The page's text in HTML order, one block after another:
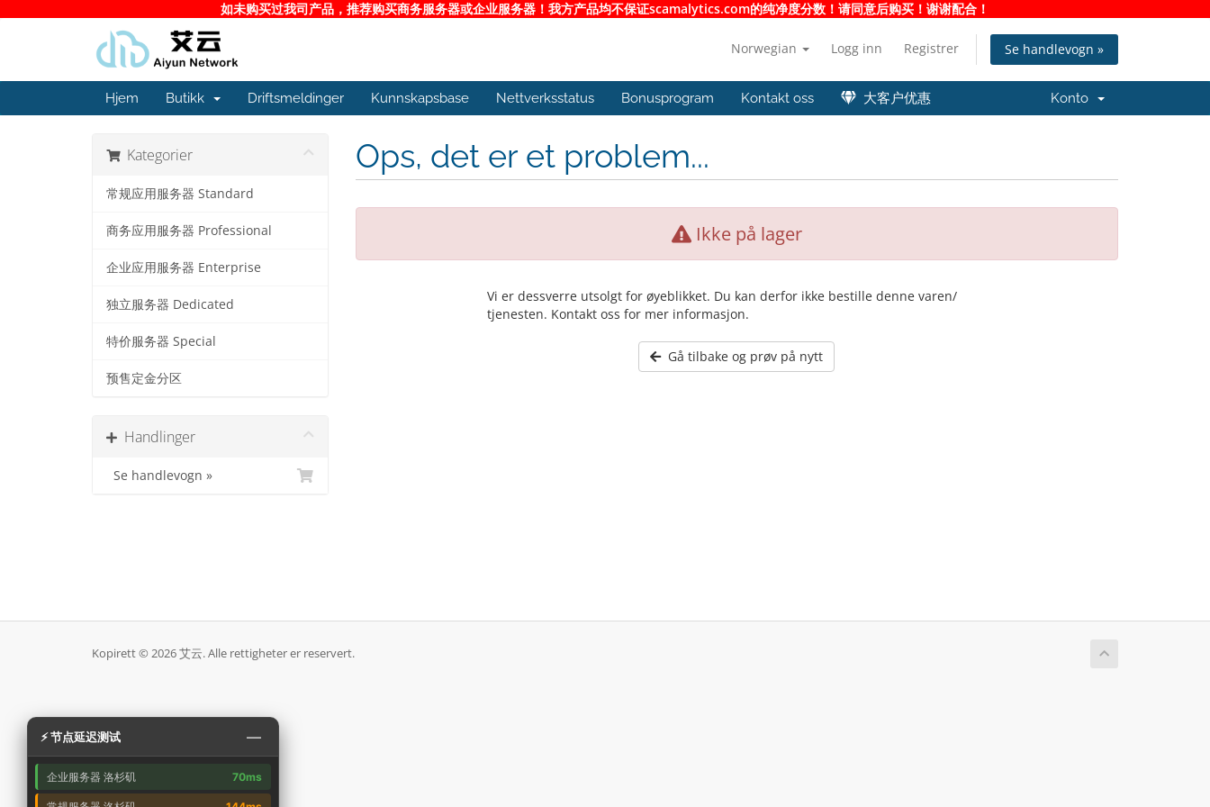
如未购买过我司产品，推荐购买商务服务器或企业服务器！我方产品均不保证scamalytics.com的纯净度分数！请同意后购买！谢谢配合！
Norwegian Logg inn Registrer Se handlevogn »
Hjem Butikk Driftsmeldinger Kunnskapsbase Nettverksstatus Bonusprogram Kontakt oss 大客户优惠 Konto
Kategorier
常规应用服务器 Standard
商务应用服务器 Professional
企业应用服务器 Enterprise
独立服务器 Dedicated
特价服务器 Special
预售定金分区
Handlinger
Se handlevogn »
Ops, det er et problem...
Ikke på lager
Vi er dessverre utsolgt for øyeblikket. Du kan derfor ikke bestille denne varen/
tjenesten. Kontakt oss for mer informasjon.
Gå tilbake og prøv på nytt
Kopirett © 2026 艾云. Alle rettigheter er reservert.
⚡ 节点延迟测试 —
企业服务器 洛杉矶 70ms